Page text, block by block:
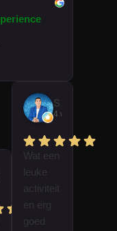
geleden
4 weken geleden
Wat een
leuke
activiteit
en erg
goed